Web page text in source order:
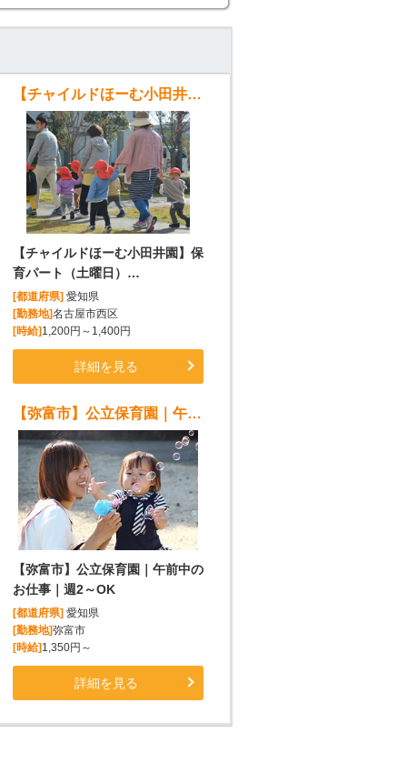
【チャイルドほーむ小田井園】保育パート（土曜日） 小規模保育園
【チャイルドほーむ小田井園】保
育パート（土曜日）…
[都道府県] 愛知県
[勤務地]名古屋市西区
[時給] 1,200円～1,400円
詳細を見る
【弥富市】公立保育園｜午前中のお仕事｜週2～OK
【弥富市】公立保育園｜午前中の
お仕事｜週2～OK
[都道府県] 愛知県
[勤務地]弥富市
[時給] 1,350円～
詳細を見る